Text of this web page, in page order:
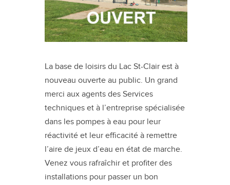
La base de loisirs du Lac St-Clair est à
nouveau ouverte au public. Un grand
merci aux agents des Services
techniques et à l’entreprise spécialisée
dans les pompes à eau pour leur
réactivité et leur efficacité à remettre
l’aire de jeux d’eau en état de marche.
Venez vous rafraîchir et profiter des
installations pour passer un bon